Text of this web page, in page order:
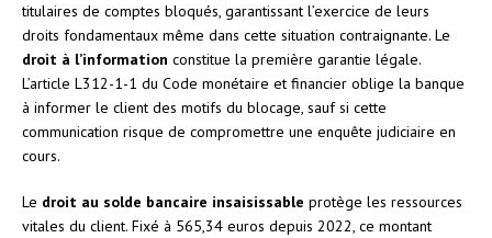
titulaires de comptes bloqués, garantissant l’exercice de leurs
droits fondamentaux même dans cette situation contraignante. Le
droit à l’information constitue la première garantie légale.
L’article L312-1-1 du Code monétaire et financier oblige la banque
à informer le client des motifs du blocage, sauf si cette
communication risque de compromettre une enquête judiciaire en
cours.
Le droit au solde bancaire insaisissable protège les ressources
vitales du client. Fixé à 565,34 euros depuis 2022, ce montant